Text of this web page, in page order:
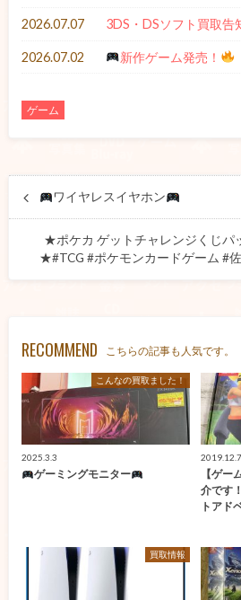
2026.07.07 3DS・DSソフト買取告
2026.07.02 新作ゲーム発売！
ゲーム
ワイヤレスイヤホン
★ポケカ ゲットチャレンジくじパ
★#TCG #ポケモンカードゲーム #
RECOMMEND こちらの記事も人気です。
こんなの買取ました！
2025.3.3
ゲーミングモニター
2019.12.7
【ゲ
介です
トアド
買取情報